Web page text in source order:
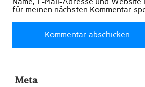
für meinen nächsten Kommentar
Meta